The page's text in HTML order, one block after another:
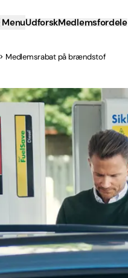
MenuUdforskMedlemsfordele
Medlemsrabat på brændstof